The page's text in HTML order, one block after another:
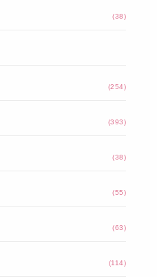
(38)
(254)
(393)
(38)
(55)
(63)
(114)